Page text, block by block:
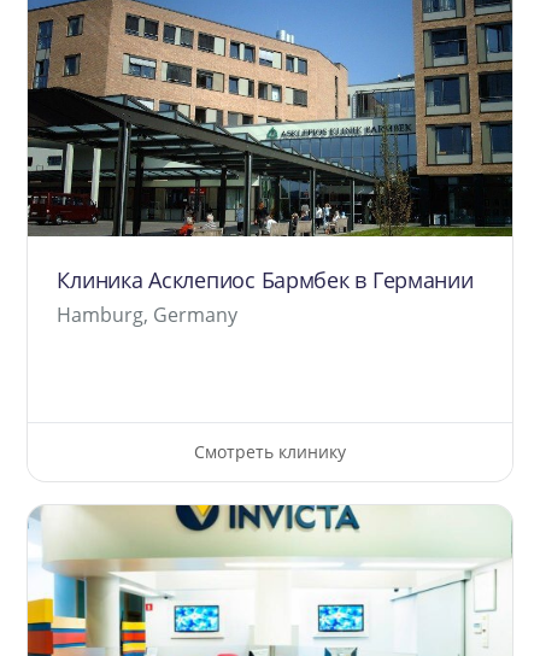
Клиника Асклепиос Бармбек в Германии
Hamburg, Germany
Смотреть клинику